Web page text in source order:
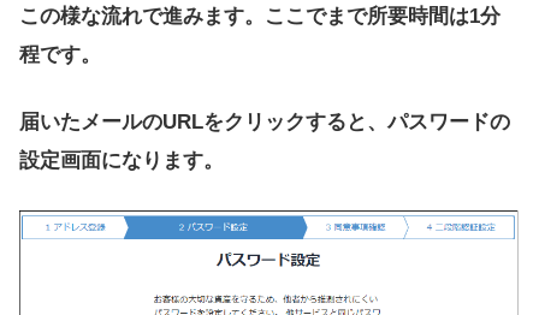
この様な流れで進みます。ここでまで所要時間は1分
程です。
届いたメールのURLをクリックすると、パスワードの
設定画面になります。